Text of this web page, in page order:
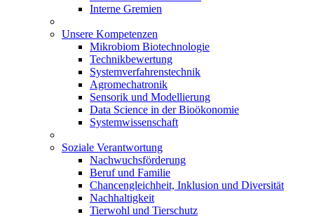
Interne Gremien
Unsere Kompetenzen
Mikrobiom Biotechnologie
Technikbewertung
Systemverfahrenstechnik
Agromechatronik
Sensorik und Modellierung
Data Science in der Bioökonomie
Systemwissenschaft
Soziale Verantwortung
Nachwuchsförderung
Beruf und Familie
Chancengleichheit, Inklusion und Diversität
Nachhaltigkeit
Tierwohl und Tierschutz